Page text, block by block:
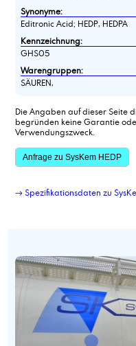
Synonyme:
Editronic Acid; HEDP, HEDPA
Kennzeichnung:
GHS05
Warengruppen:
SÄUREN,
Die Angaben auf dieser Seite
begründen keine Garantie
Verwendungszweck.
Anfrage zu SysKem HEDP
→ Spezifikationsdaten zu